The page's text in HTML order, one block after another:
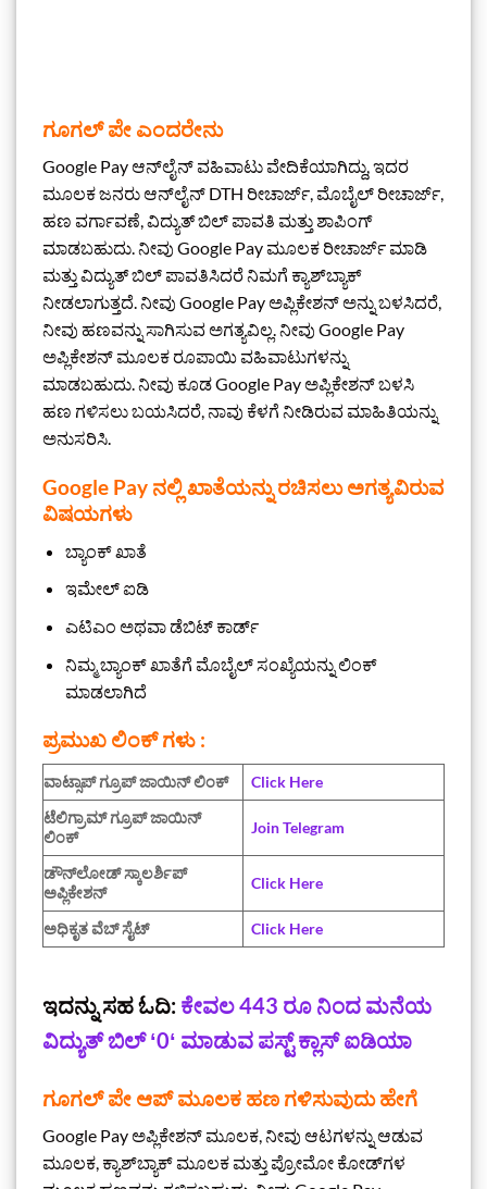
ಗೂಗಲ್ ಪೇ ಎಂದರೇನು
Google Pay ಆನ್‌ಲೈನ್ ವಹಿವಾಟು ವೇದಿಕೆಯಾಗಿದ್ದು, ಇದರ
ಮೂಲಕ ಜನರು ಆನ್‌ಲೈನ್ DTH ರೀಚಾರ್ಜ್, ಮೊಬೈಲ್ ರೀಚಾರ್ಜ್,
ಹಣ ವರ್ಗಾವಣೆ, ವಿದ್ಯುತ್ ಬಿಲ್ ಪಾವತಿ ಮತ್ತು ಶಾಪಿಂಗ್
ಮಾಡಬಹುದು. ನೀವು Google Pay ಮೂಲಕ ರೀಚಾರ್ಜ್ ಮಾಡಿ
ಮತ್ತು ವಿದ್ಯುತ್ ಬಿಲ್ ಪಾವತಿಸಿದರೆ ನಿಮಗೆ ಕ್ಯಾಶ್‌ಬ್ಯಾಕ್
ನೀಡಲಾಗುತ್ತದೆ. ನೀವು Google Pay ಅಪ್ಲಿಕೇಶನ್ ಅನ್ನು ಬಳಸಿದರೆ,
ನೀವು ಹಣವನ್ನು ಸಾಗಿಸುವ ಅಗತ್ಯವಿಲ್ಲ. ನೀವು Google Pay
ಅಪ್ಲಿಕೇಶನ್ ಮೂಲಕ ರೂಪಾಯಿ ವಹಿವಾಟುಗಳನ್ನು
ಮಾಡಬಹುದು. ನೀವು ಕೂಡ Google Pay ಅಪ್ಲಿಕೇಶನ್ ಬಳಸಿ
ಹಣ ಗಳಿಸಲು ಬಯಸಿದರೆ, ನಾವು ಕೆಳಗೆ ನೀಡಿರುವ ಮಾಹಿತಿಯನ್ನು
ಅನುಸರಿಸಿ.
Google Pay ನಲ್ಲಿ ಖಾತೆಯನ್ನು ರಚಿಸಲು ಅಗತ್ಯವಿರುವ
ವಿಷಯಗಳು
ಬ್ಯಾಂಕ್ ಖಾತೆ
ಇಮೇಲ್ ಐಡಿ
ಎಟಿಎಂ ಅಥವಾ ಡೆಬಿಟ್ ಕಾರ್ಡ್
ನಿಮ್ಮ ಬ್ಯಾಂಕ್ ಖಾತೆಗೆ ಮೊಬೈಲ್ ಸಂಖ್ಯೆಯನ್ನು ಲಿಂಕ್
ಮಾಡಲಾಗಿದೆ
ಪ್ರಮುಖ ಲಿಂಕ್‌ ಗಳು :
ವಾಟ್ಸಾಪ್ ಗ್ರೂಪ್ ಜಾಯಿನ್ ಲಿಂಕ್
Click Here
ಟೆಲಿಗ್ರಾಮ್ ಗ್ರೂಪ್ ಜಾಯಿನ್
ಲಿಂಕ್
Join Telegram
ಡೌನ್‌ಲೋಡ್‌ ಸ್ಕಾಲರ್ಶಿಪ್‌
ಅಪ್ಲಿಕೇಶನ್
Click Here
ಅಧಿಕೃತ ವೆಬ್‌ ಸೈಟ್ Click Here
ಇದನ್ನು ಸಹ ಓದಿ: ಕೇವಲ 443‌ ರೂ ನಿಂದ ಮನೆಯ
ವಿದ್ಯುತ್ ಬಿಲ್ ʻ0ʻ ಮಾಡುವ ಪಸ್ಟ್‌ ಕ್ಲಾಸ್ ಐಡಿಯಾ‌
ಗೂಗಲ್ ಪೇ ಆಪ್ ಮೂಲಕ ಹಣ ಗಳಿಸುವುದು ಹೇಗೆ
Google Pay ಅಪ್ಲಿಕೇಶನ್ ಮೂಲಕ, ನೀವು ಆಟಗಳನ್ನು ಆಡುವ
ಮೂಲಕ, ಕ್ಯಾಶ್‌ಬ್ಯಾಕ್ ಮೂಲಕ ಮತ್ತು ಪ್ರೋಮೋ ಕೋಡ್‌ಗಳ